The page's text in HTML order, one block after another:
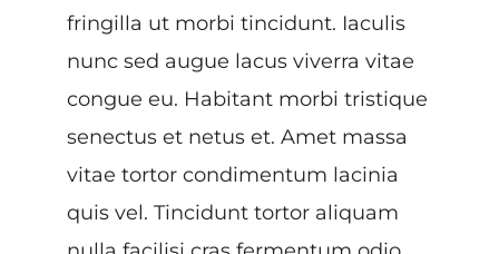
fringilla ut morbi tincidunt. Iaculis
nunc sed augue lacus viverra vitae
congue eu. Habitant morbi tristique
senectus et netus et. Amet massa
vitae tortor condimentum lacinia
quis vel. Tincidunt tortor aliquam